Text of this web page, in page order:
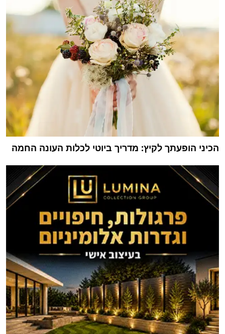
הכיני הופעתך לקיץ: מדריך ביוטי לכלות העונה החמה